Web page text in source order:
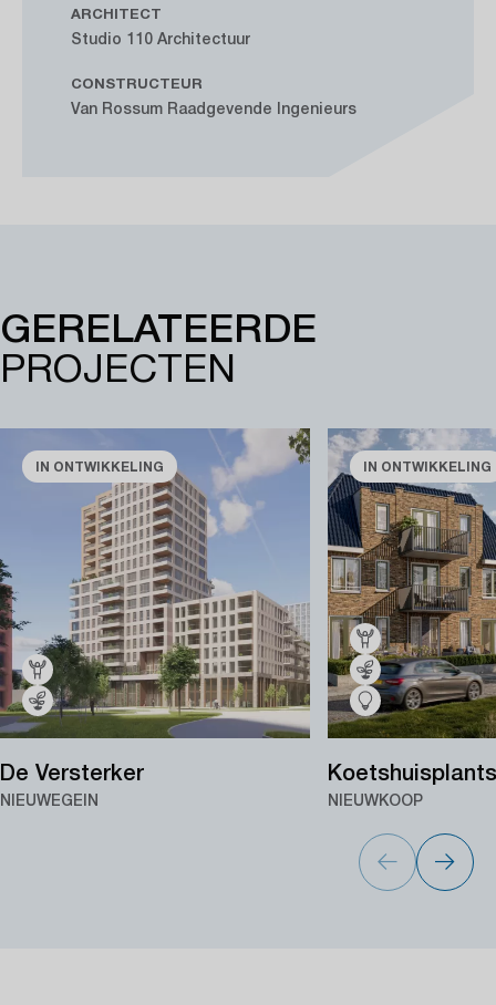
ARCHITECT
Studio 110 Architectuur
CONSTRUCTEUR
Van Rossum Raadgevende Ingenieurs
GERELATEERDE
PROJECTEN
IN ONTWIKKELING
De Versterker
NIEUWEGEIN
IN ONTWIKKELING
NIEUWKOOP